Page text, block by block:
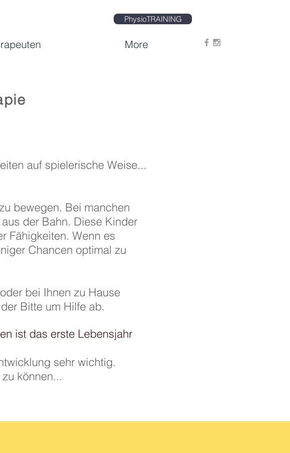
PhysioTRAINING
More
auf spielerische Weise...
bewegen. Bei manchen
der Bahn. Diese Kinder
Fähigkeiten. Wenn es
Chancen optimal zu
bei Ihnen zu Hause
Bitte um Hilfe ab.
ist das erste Lebensjahr
sehr wichtig.
können...